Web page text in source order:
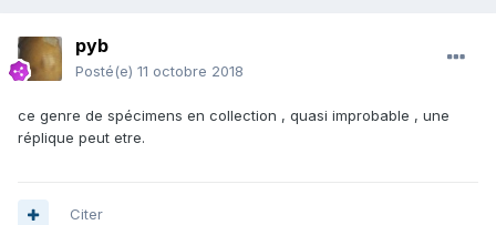
pyb
Posté(e) 11 octobre 2018
ce genre de spécimens en collection , quasi improbable , une
réplique peut etre.
Citer